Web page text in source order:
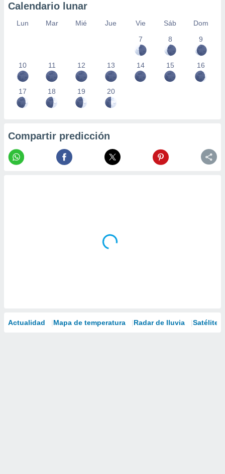
Calendario lunar
Lun Mar Mié Jue Vie Sáb
Dom
7
8 9
10 11 12 13 14 15 16
17 18 19 20
Compartir predicción
Actualidad Mapa de temperatura Radar de lluvia Satélites